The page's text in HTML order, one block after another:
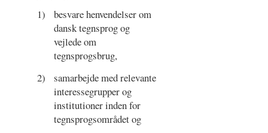
1)
besvare henvendelser om
dansk tegnsprog og
vejlede om
tegnsprogsbrug,
2)
samarbejde med relevante
interessegrupper og
institutioner inden for
tegnsprogsområdet og